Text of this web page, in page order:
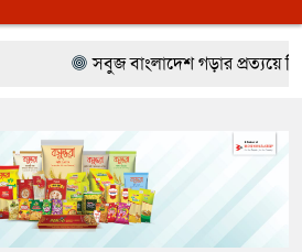
সবুজ বাংলাদেশ গড়ার প্রত্যয়ে